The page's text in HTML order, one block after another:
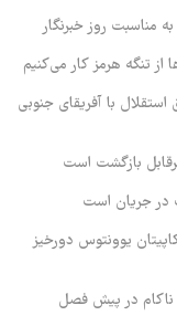
روز خبرنگار
تنگه هرمز کار می‌کنیم
با آفریقای جنوبی
بازگشت است
در جریان است
یوونتوس دورخیز
ناکام در پیش فصل